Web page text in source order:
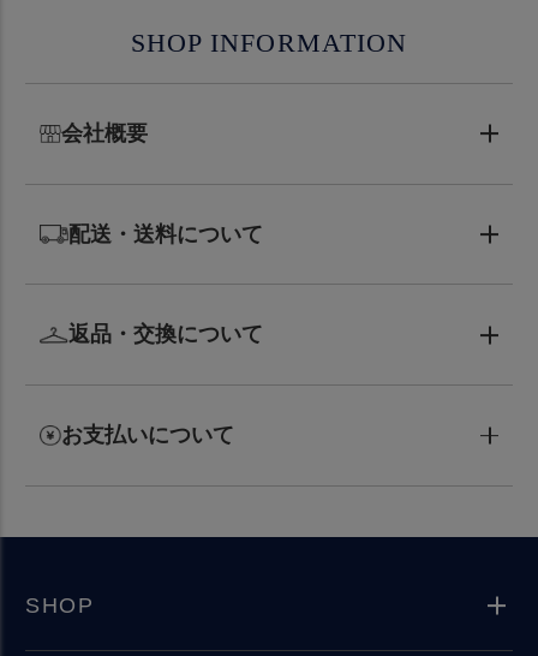
SHOP INFORMATION
会社概要
配送・送料について
返品・交換について
お支払いについて
SHOP